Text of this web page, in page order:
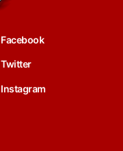
Facebook
Twitter
Instagram